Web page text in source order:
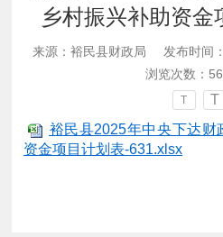
乡村振兴补助资金
来源：裕民县财政局
发布时间
浏览次数：
T
T
裕民县2025年中央下达财
资金项目计划表-631.xlsx